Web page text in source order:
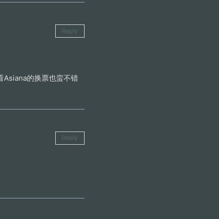
Asiana的换票也蛮不错
Reply
Reply